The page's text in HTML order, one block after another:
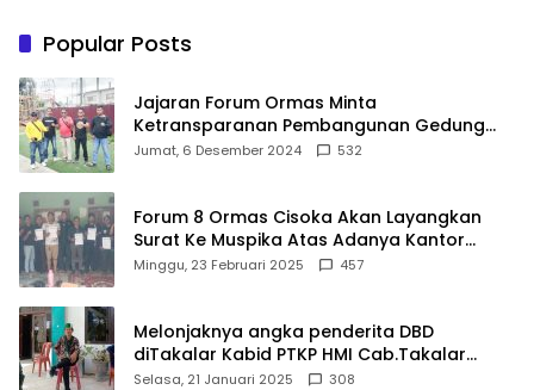
Popular Posts
Jajaran Forum Ormas Minta
Ketransparanan Pembangunan Gedung
Damkar Di Kecamatan Cisoka
Jumat, 6 Desember 2024 532
Forum 8 Ormas Cisoka Akan Layangkan
Surat Ke Muspika Atas Adanya Kantor
Matel di Cisoka
Minggu, 23 Februari 2025 457
Melonjaknya angka penderita DBD
diTakalar Kabid PTKP HMI Cab.Takalar
angkat bicara
Selasa, 21 Januari 2025 308